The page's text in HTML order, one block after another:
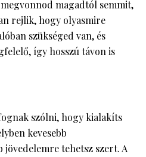
magadtól semmit,
rejlik, hogy olyasmire
szükséged van, és
így hosszú távon is
szólni, hogy kialakíts
kevesebb
jövedelemre tehetsz szert. A